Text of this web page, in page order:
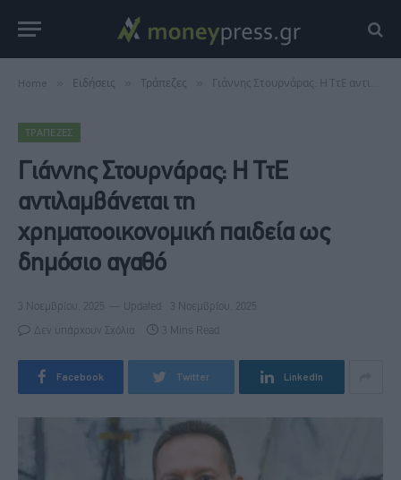
Home Ειδήσεις Τράπεζες Γιάννης Στουρνάρας: Η ΤτΕ αντιλαμβάνεται τη χρηματοοικονομική παιδεία ως δημόσιο αγαθό
ΤΡΆΠΕΖΕΣ
Γιάννης Στουρνάρας: Η ΤτΕ
αντιλαμβάνεται τη
χρηματοοικονομική παιδεία ως
δημόσιο αγαθό
3 Νοεμβρίου, 2025 Updated: 3 Νοεμβρίου, 2025
Δεν υπάρχουν Σχόλια 3 Mins Read
Facebook Twitter LinkedIn